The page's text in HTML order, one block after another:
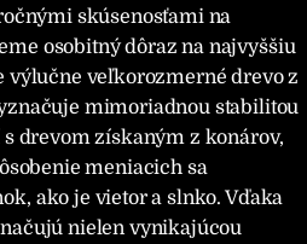
skúsenosťami na
osobitný dôraz na najvyššiu
výlučne veľkorozmerné drevo z
mimoriadnou stabilitou
drevom získaným z konárov,
meniacich sa
ako je vietor a slnko. Vďaka
nielen vynikajúcou